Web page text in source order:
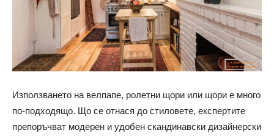
Използването на велпапе, ролетни щори или щори е много
по-подходящо. Що се отнася до стиловете, експертите
препоръчват модерен и удобен скандинавски дизайнерски